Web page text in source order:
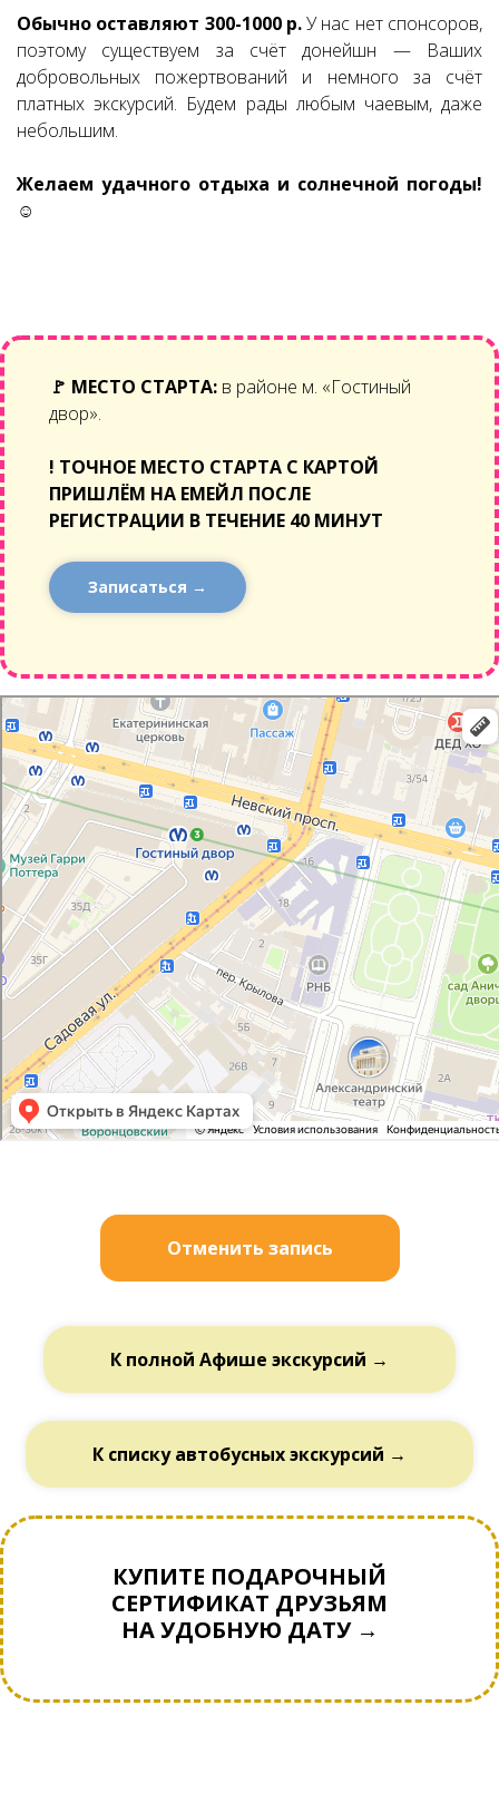
Обычно оставляют 300-1000 р.У нас нет спонсоров,
поэтому существуем за счёт донейшн — Ваших
добровольных пожертвований и немного за счёт
платных экскурсий. Будем рады любым чаевым, даже
небольшим.
Желаем удачного отдыха и солнечной погоды!
☺
🚩 МЕСТО СТАРТА: в районе м. «Гостиный
двор».
! ТОЧНОЕ МЕСТО СТАРТА С КАРТОЙ
ПРИШЛЁМ НА ЕМЕЙЛ ПОСЛЕ
РЕГИСТРАЦИИ В ТЕЧЕНИЕ 40 МИНУТ
Записаться →
Санкт‑Петербург
Санкт‑Петербург — Яндекс Карты
Отменить запись
К полной Афише экскурсий →
К списку автобусных экскурсий →
КУПИТЕ ПОДАРОЧНЫЙ
СЕРТИФИКАТ ДРУЗЬЯМ
НА УДОБНУЮ ДАТУ →